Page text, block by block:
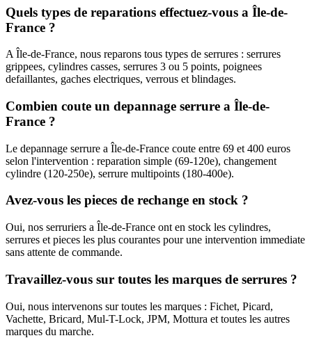
Quels types de reparations effectuez-vous a Île-de-
France ?
A Île-de-France, nous reparons tous types de serrures : serrures
grippees, cylindres casses, serrures 3 ou 5 points, poignees
defaillantes, gaches electriques, verrous et blindages.
Combien coute un depannage serrure a Île-de-
France ?
Le depannage serrure a Île-de-France coute entre 69 et 400 euros
selon l'intervention : reparation simple (69-120e), changement
cylindre (120-250e), serrure multipoints (180-400e).
Avez-vous les pieces de rechange en stock ?
Oui, nos serruriers a Île-de-France ont en stock les cylindres,
serrures et pieces les plus courantes pour une intervention immediate
sans attente de commande.
Travaillez-vous sur toutes les marques de serrures ?
Oui, nous intervenons sur toutes les marques : Fichet, Picard,
Vachette, Bricard, Mul-T-Lock, JPM, Mottura et toutes les autres
marques du marche.